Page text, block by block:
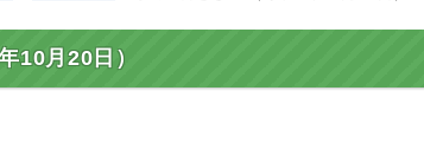
10月20日）